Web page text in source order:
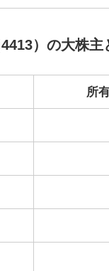
）の大株主
所